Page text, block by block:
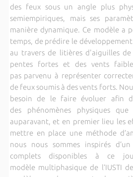
des feux sous un angle plus
semiempiriques, mais ses
manière dynamique. Ce modèle a
temps, de prédire le
au travers de litières d'aiguilles
pentes fortes et des vents
pas parvenu à représenter
de feux soumis à des vents forts.
besoin de le faire évoluer afin
des phénomènes physiques
auparavant, et en premier lieu les
mettre en place une méthode
nous nous sommes inspirés
complets disponibles à ce
modèle multiphasique de l’IUSTI